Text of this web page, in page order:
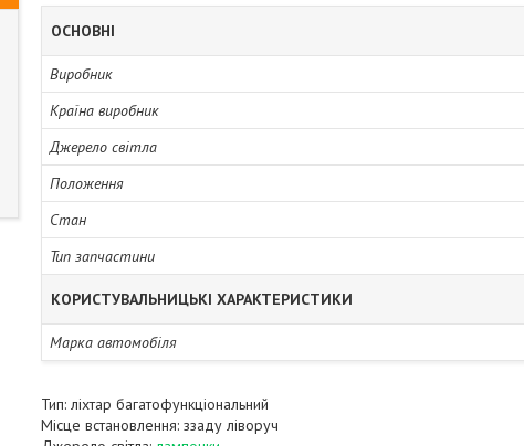
ОСНОВНІ
Виробник
Країна виробник
Джерело світла
Положення
Стан
Тип запчастини
КОРИСТУВАЛЬНИЦЬКІ ХАРАКТЕРИСТИКИ
Марка автомобіля
Тип: ліхтар багатофункціональний
Місце встановлення: ззаду ліворуч